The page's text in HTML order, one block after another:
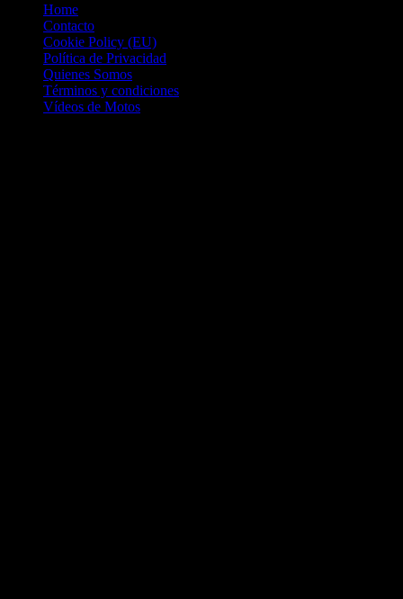
Home
Contacto
Cookie Policy (EU)
Política de Privacidad
Quienes Somos
Términos y condiciones
Vídeos de Motos